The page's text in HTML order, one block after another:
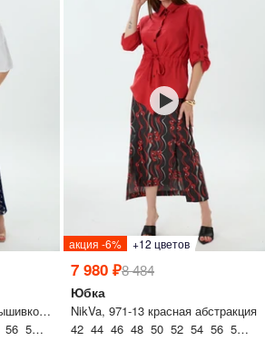
NikVa, 813-22 белый с вышивкой цвета индиго
42 44 46 48 50 52 54 56 58 60
акция -6% +12 цветов
7 980 ₽8 484
Юбка
NikVa, 971-13 красная абстракция
42 44 46 48 50 52 54 56 58 60